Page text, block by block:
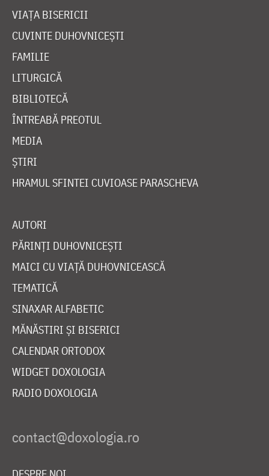
VIAȚA BISERICII
CUVINTE DUHOVNICEȘTI
FAMILIE
LITURGICĂ
BIBLIOTECĂ
ÎNTREABĂ PREOTUL
MEDIA
ȘTIRI
HRAMUL SFINTEI CUVIOASE PARASCHEVA
AUTORI
PĂRINȚI DUHOVNICEȘTI
MAICI CU VIAȚĂ DUHOVNICEASCĂ
TEMATICĂ
SINAXAR ALFABETIC
MĂNĂSTIRI ȘI BISERICI
CALENDAR ORTODOX
WIDGET DOXOLOGIA
RADIO DOXOLOGIA